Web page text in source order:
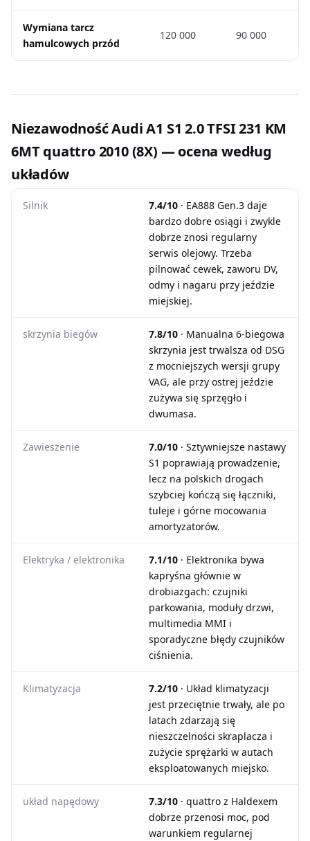
Wymiana tarcz
hamulcowych przód
120 000 90 000
Niezawodność Audi A1 S1 2.0 TFSI 231 KM
6MT quattro 2010 (8X) — ocena według
układów
Silnik 7.4/10 · EA888 Gen.3 daje
bardzo dobre osiągi i zwykle
dobrze znosi regularny
serwis olejowy. Trzeba
pilnować cewek, zaworu DV,
odmy i nagaru przy jeździe
miejskiej.
skrzynia biegów 7.8/10 · Manualna 6-biegowa
skrzynia jest trwalsza od DSG
z mocniejszych wersji grupy
VAG, ale przy ostrej jeździe
zużywa się sprzęgło i
dwumasa.
Zawieszenie 7.0/10 · Sztywniejsze nastawy
S1 poprawiają prowadzenie,
lecz na polskich drogach
szybciej kończą się łączniki,
tuleje i górne mocowania
amortyzatorów.
Elektryka / elektronika 7.1/10 · Elektronika bywa
kapryśna głównie w
drobiazgach: czujniki
parkowania, moduły drzwi,
multimedia MMI i
sporadyczne błędy czujników
ciśnienia.
Klimatyzacja 7.2/10 · Układ klimatyzacji
jest przeciętnie trwały, ale po
latach zdarzają się
nieszczelności skraplacza i
zużycie sprężarki w autach
eksploatowanych miejsko.
układ napędowy 7.3/10 · quattro z Haldexem
dobrze przenosi moc, pod
warunkiem regularnej